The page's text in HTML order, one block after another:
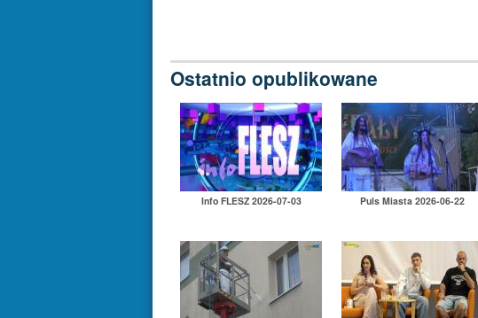
Ostatnio opublikowane
Info FLESZ 2026-07-03 Puls Miasta 2026-06-22